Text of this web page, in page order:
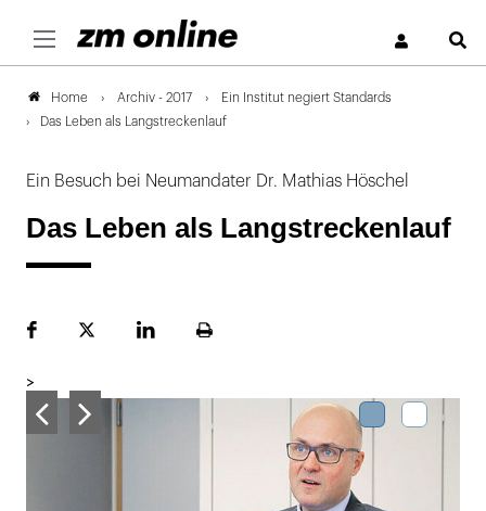
Home Archiv - 2017
Ein Institut negiert Standards
Das Leben als Langstreckenlauf
Ein Besuch bei Neumandater Dr. Mathias Höschel
Das Leben als Langstreckenlauf
FacebookPlattformLinekdInSeite
>